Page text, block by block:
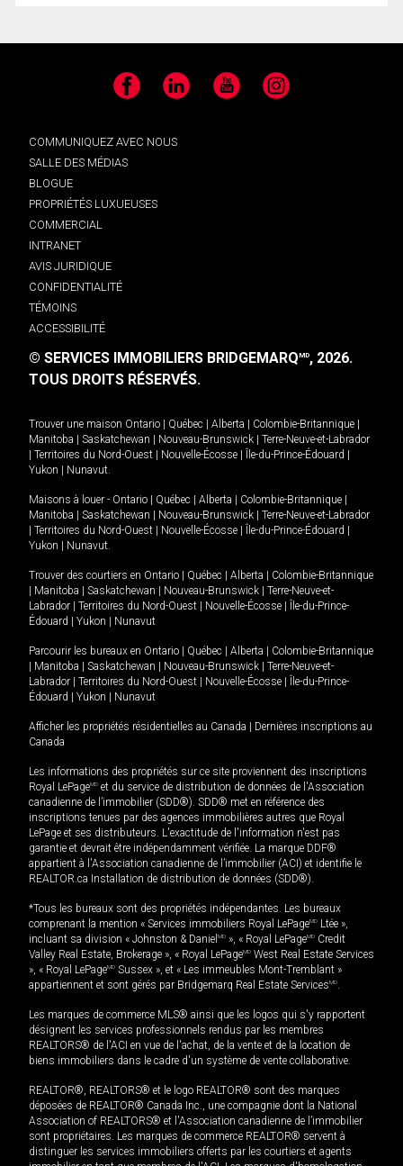
Facebook LinkedIn YouTube Instagram
COMMUNIQUEZ AVEC NOUS
SALLE DES MÉDIAS
BLOGUE
PROPRIÉTÉS LUXUEUSES
COMMERCIAL
INTRANET
AVIS JURIDIQUE
CONFIDENTIALITÉ
TÉMOINS
ACCESSIBILITÉ
© SERVICES IMMOBILIERS BRIDGEMARQMD, 2026.
TOUS DROITS RÉSERVÉS.
Trouver une maison Ontario Québec Alberta Colombie-Britannique
Manitoba
Saskatchewan Nouveau-Brunswick
Terre-Neuve-et-Labrador
Territoires du Nord-Ouest Nouvelle-Écosse Île-du-Prince-Édouard
Yukon
Nunavut.
Maisons à louer - Ontario Québec Alberta Colombie-Britannique
Manitoba
Saskatchewan Nouveau-Brunswick
Terre-Neuve-et-Labrador
Territoires du Nord-Ouest Nouvelle-Écosse Île-du-Prince-Édouard
Yukon
Nunavut.
Trouver des courtiers en Ontario Québec Alberta
Colombie-Britannique
Manitoba Saskatchewan Nouveau-Brunswick
Terre-Neuve-et-
Labrador
Territoires du Nord-Ouest Nouvelle-Écosse
Île-du-Prince-
Édouard
Yukon Nunavut
Parcourir les bureaux en Ontario Québec Alberta
Colombie-Britannique
Manitoba Saskatchewan Nouveau-Brunswick
Terre-Neuve-et-
Labrador
Territoires du Nord-Ouest Nouvelle-Écosse
Île-du-Prince-
Édouard
Yukon Nunavut
Afficher les propriétés résidentielles au Canada
Dernières inscriptions au
Canada
Les informations des propriétés sur ce site proviennent des inscriptions
Royal LePageMD et du service de distribution de données de l'Association
canadienne de l’immobilier (SDD®). SDD® met en référence des
inscriptions tenues par des agences immobilières autres que Royal
LePage et ses distributeurs. L'exactitude de l'information n'est pas
garantie et devrait être indépendamment vérifiée. La marque DDF®
appartient à l'Association canadienne de l’immobilier (ACI) et identifie le
REALTOR.ca Installation de distribution de données (SDD®).
*Tous les bureaux sont des propriétés indépendantes. Les bureaux
comprenant la mention « Services immobiliers Royal LePageMD Ltée »,
incluant sa division « Johnston & Daniel MD », « Royal LePageMD Credit
Valley Real Estate, Brokerage », « Royal LePageMD West Real Estate Services
», « Royal LePageMD Sussex », et « Les immeubles Mont-Tremblant »
appartiennent et sont gérés par Bridgemarq Real Estate ServicesMD.
Les marques de commerce MLS® ainsi que les logos qui s'y rapportent
désignent les services professionnels rendus par les membres
REALTORS® de l'ACI en vue de l'achat, de la vente et de la location de
biens immobiliers dans le cadre d'un système de vente collaborative.
REALTOR®, REALTORS® et le logo REALTOR® sont des marques
déposées de REALTOR® Canada Inc., une compagnie dont la National
Association of REALTORS® et l'Association canadienne de l’immobilier
sont propriétaires. Les marques de commerce REALTOR® servent à
distinguer les services immobiliers offerts par les courtiers et agents